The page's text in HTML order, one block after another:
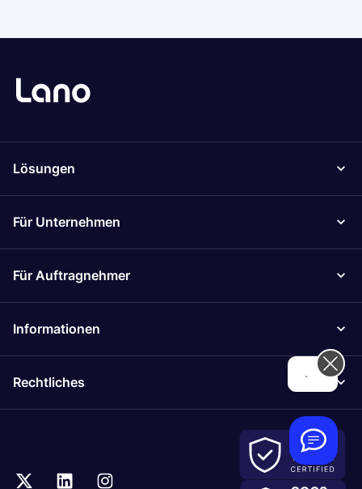
Lösungen
Für Unternehmen
Für Auftragnehmer
Informationen
Rechtliches Hi! How can we help you today?